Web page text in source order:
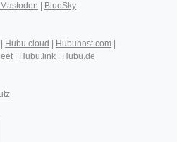
Mastodon BlueSky
Hubu.cloud Hubuhost.com
| Hubu.link
Hubu.de